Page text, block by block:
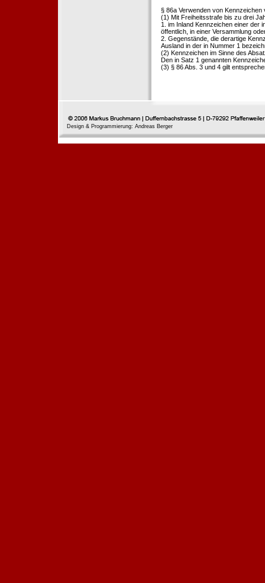
§ 86a Verwenden von
(1) Mit Freiheitsstrafe bis zu drei
1. im Inland Kennzeichen einer der
öffentlich, in einer Versammlung
2. Gegenstände, die derartige
Ausland in der in Nummer 1
(2) Kennzeichen im Sinne des
Den in Satz 1 genannten
(3) § 86 Abs. 3 und 4 gilt
Design & Programmierung: Andreas Berger